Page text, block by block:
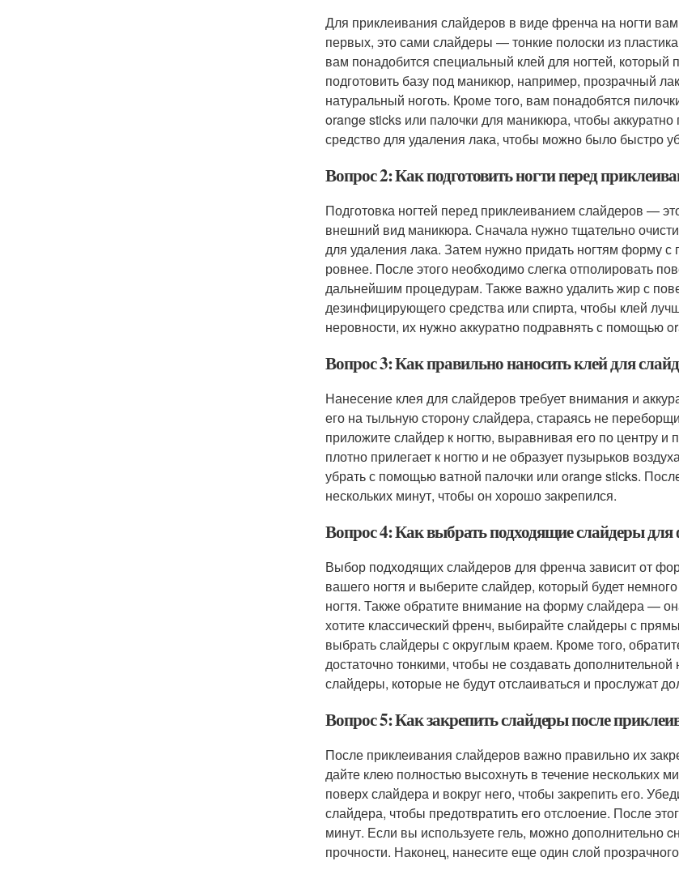
Для приклеивания слайдеров в виде френча на ногти
первых, это сами слайдеры — тонкие полоски из
вам понадобится специальный клей для ногтей,
подготовить базу под маникюр, например, прозрачный
натуральный ноготь. Кроме того, вам понадобятся
orange sticks или палочки для маникюра, чтобы
средство для удаления лака, чтобы можно было быстро
Вопрос 2: Как подготовить ногти перед
Подготовка ногтей перед приклеиванием слайдеров —
внешний вид маникюра. Сначала нужно тщательно
для удаления лака. Затем нужно придать ногтям форму
ровнее. После этого необходимо слегка отполировать
дальнейшим процедурам. Также важно удалить жир с
дезинфицирующего средства или спирта, чтобы клей
неровности, их нужно аккуратно подравнять с помощью
Вопрос 3: Как правильно наносить клей для
Нанесение клея для слайдеров требует внимания и
его на тыльную сторону слайдера, стараясь не
приложите слайдер к ногтю, выравнивая его по центру и
плотно прилегает к ногтю и не образует пузырьков
убрать с помощью ватной палочки или orange sticks.
нескольких минут, чтобы он хорошо закрепился.
Вопрос 4: Как выбрать подходящие слайдеры для
Выбор подходящих слайдеров для френча зависит от
вашего ногтя и выберите слайдер, который будет
ногтя. Также обратите внимание на форму слайдера —
хотите классический френч, выбирайте слайдеры с
выбрать слайдеры с округлым краем. Кроме того,
достаточно тонкими, чтобы не создавать
слайдеры, которые не будут отслаиваться и прослужат
Вопрос 5: Как закрепить слайдеры после
После приклеивания слайдеров важно правильно их
дайте клею полностью высохнуть в течение нескольких
поверх слайдера и вокруг него, чтобы закрепить его.
слайдера, чтобы предотвратить его отслоение. После
минут. Если вы используете гель, можно дополнительно
прочности. Наконец, нанесите еще один слой